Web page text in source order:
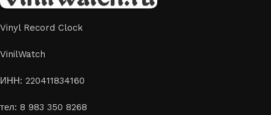
офиса или даже для оформления кафе, студии или
творческого пространства.
Картины на стекле и дереве
Лазерная гравировка на стекле или дереве, оригинальный
или украсить свой дом
Vinyl Record Clock
VinilWatch
ИНН: 220411834160
тел: 8 983 350 8268